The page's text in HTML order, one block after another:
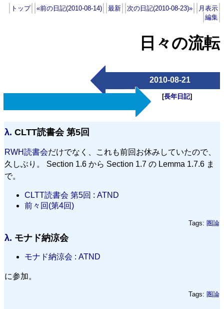
トップ «前の日記(2010-08-14) 最新 次の日記(2010-08-23)»
月表示
編集
日々の流転
2010-08-21
[長年日記]
λ. CLTT読書会 第5回
RWH読書会だけでなく、これも前回お休みしていたので、
久しぶり。 Section 1.6 から Section 1.7 の Lemma 1.7.6 ま
で。
CLTT読書会 第5回 : ATND
前々回(第4回)
Tags: 圏論
λ. モナド納涼会
モナド納涼会 : ATND
に参加。
Tags: 圏論